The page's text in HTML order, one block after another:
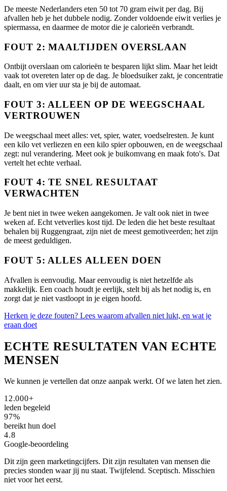
De meeste Nederlanders eten 50 tot 70 gram eiwit per dag. Bij
afvallen heb je het dubbele nodig. Zonder voldoende eiwit verlies je
spiermassa, en daarmee de motor die je calorieën verbrandt.
FOUT 2: MAALTIJDEN OVERSLAAN
Ontbijt overslaan om calorieën te besparen lijkt slim. Maar het leidt
vaak tot overeten later op de dag. Je bloedsuiker zakt, je concentratie
daalt, en om vier uur sta je bij de automaat.
FOUT 3: ALLEEN OP DE WEEGSCHAAL
VERTROUWEN
De weegschaal meet alles: vet, spier, water, voedselresten. Je kunt
een kilo vet verliezen en een kilo spier opbouwen, en de weegschaal
zegt: nul verandering. Meet ook je buikomvang en maak foto's. Dat
vertelt het echte verhaal.
FOUT 4: TE SNEL RESULTAAT
VERWACHTEN
Je bent niet in twee weken aangekomen. Je valt ook niet in twee
weken af. Echt vetverlies kost tijd. De leden die het beste resultaat
behalen bij Ruggengraat, zijn niet de meest gemotiveerden; het zijn
de meest geduldigen.
FOUT 5: ALLES ALLEEN DOEN
Afvallen is eenvoudig. Maar eenvoudig is niet hetzelfde als
makkelijk. Een coach houdt je eerlijk, stelt bij als het nodig is, en
zorgt dat je niet vastloopt in je eigen hoofd.
Herken je deze fouten? Lees waarom afvallen niet lukt, en wat je
eraan doet
ECHTE RESULTATEN VAN ECHTE
MENSEN
We kunnen je vertellen dat onze aanpak werkt. Of we laten het zien.
12.000+
leden begeleid
97%
bereikt hun doel
4.8
Google-beoordeling
Dit zijn geen marketingcijfers. Dit zijn resultaten van mensen die
precies stonden waar jij nu staat. Twijfelend. Sceptisch. Misschien
niet voor het eerst.